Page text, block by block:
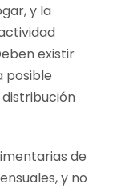
y la
existir
posible
de
y no